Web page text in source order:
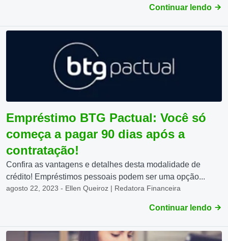
Continuar lendo
Empréstimo BTG Pactual: Você só
começa a pagar 90 dias após a
contratação!
Confira as vantagens e detalhes desta modalidade de
crédito! Empréstimos pessoais podem ser uma opção...
agosto 22, 2023 - Ellen Queiroz | Redatora Financeira
Continuar lendo